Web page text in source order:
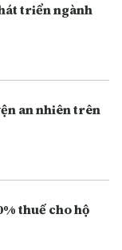
triển ngành
an nhiên trên
thuế cho hộ